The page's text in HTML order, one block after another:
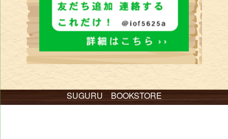
SUGURU BOOKSTORE